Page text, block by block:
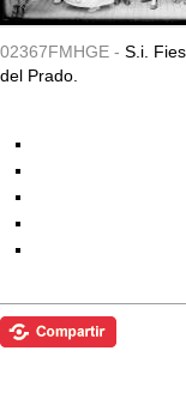
02367FMHGE - S.i.
del Prado.